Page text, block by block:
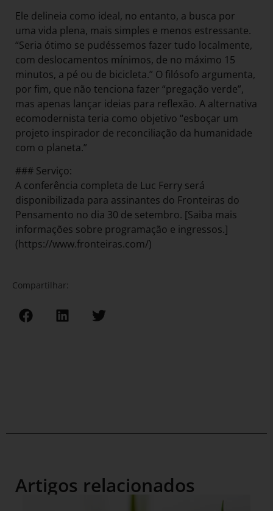
Ele delineia como ideal, no entanto, a busca por
uma vida plena, mais simples e menos estressante.
“Seria ótimo se pudéssemos fazer tudo localmente,
com deslocamentos mínimos, de no máximo 15
minutos, a pé ou de bicicleta.” O filósofo argumenta,
por fim, que não tenciona fazer “pregação verde”,
mas apenas lançar ideias para reflexão. A alternativa
ecomodernista teria como objetivo “esboçar um
projeto inspirador de reconciliação da humanidade
com o planeta.”
### Serviço:
A conferência completa de Luc Ferry será
disponibilizada para assinantes do Fronteiras do
Pensamento no dia 30 de setembro. [Saiba mais
informações sobre programação e ingressos.]
(https://www.fronteiras.com/)
Compartilhar:
Artigos relacionados